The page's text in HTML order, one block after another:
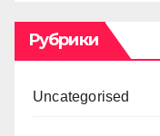
Рубрики
Uncategorised